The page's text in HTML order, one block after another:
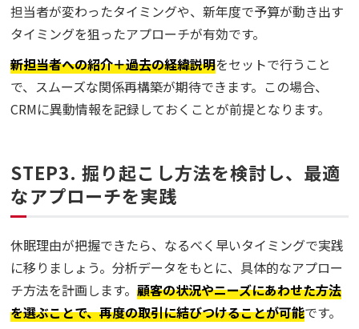
担当者が変わったタイミングや、新年度で予算が動き出す
タイミングを狙ったアプローチが有効です。
新担当者への紹介＋過去の経緯説明をセットで行うこと
で、スムーズな関係再構築が期待できます。この場合、
CRMに異動情報を記録しておくことが前提となります。
STEP3. 掘り起こし方法を検討し、最適
なアプローチを実践
休眠理由が把握できたら、なるべく早いタイミングで実践
に移りましょう。分析データをもとに、具体的なアプロー
チ方法を計画します。顧客の状況やニーズにあわせた方法
を選ぶことで、再度の取引に結びつけることが可能です。